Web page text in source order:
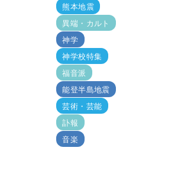
熊本地震
異端・カルト
神学
神学校特集
福音派
能登半島地震
芸術・芸能
訃報
音楽